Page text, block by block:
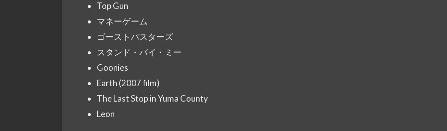
Top Gun
マネーゲーム
ゴーストバスターズ
スタンド・バイ・ミー
Goonies
Earth (2007 film)
The Last Stop in Yuma County
Leon